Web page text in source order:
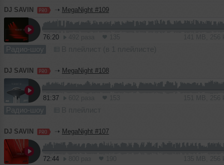
DJ SAVIN ➝ MegaNight #109
76:20
Радио-шоу
DJ SAVIN ➝ MegaNight #108
81:37
Радио-шоу
DJ SAVIN ➝ MegaNight #107
72:44